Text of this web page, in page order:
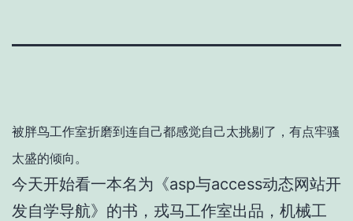
被胖鸟工作室折磨到连自己都感觉自己太挑剔了，有点牢骚
太盛的倾向。
今天开始看一本名为《asp与access动态网站开
发自学导航》的书，戎马工作室出品，机械工